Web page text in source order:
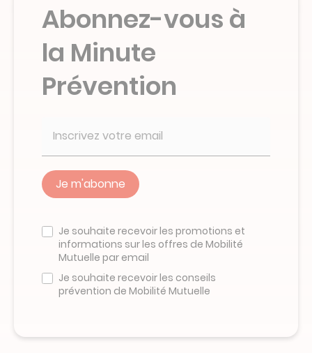
Abonnez-vous à
la Minute
Prévention
pas
remplir
champ
Je souhaite recevoir les promotions et
informations sur les offres de Mobilité
Mutuelle par email
Je souhaite recevoir les conseils
prévention de Mobilité Mutuelle